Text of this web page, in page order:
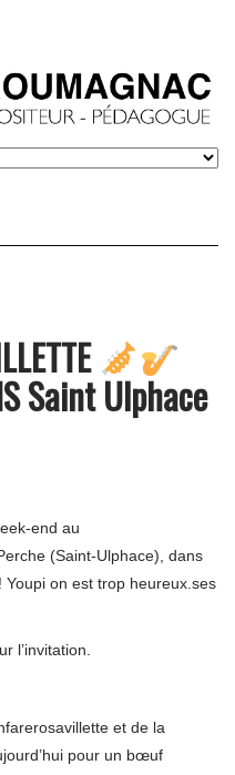
Saint Ulphace
end au
(Saint-Ulphace), dans
on est trop heureux.ses
l’invitation.
et de la
pour un bœuf